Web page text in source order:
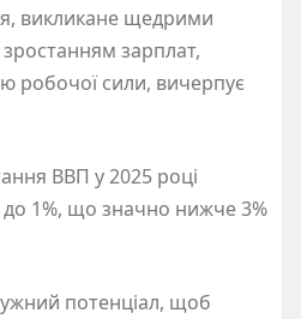
викликане щедрими
зарплат,
робочої сили, вичерпує
ВВП у 2025 році
до 1%, що значно нижче 3%
потенціал, щоб